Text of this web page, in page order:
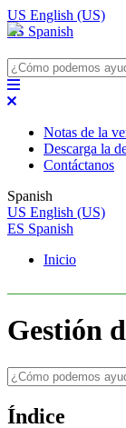
US English (US)
ES Spanish
Notas de la
Descarga la
Contáctanos
Spanish
US English (US)
ES Spanish
Inicio
Gestión
Índice